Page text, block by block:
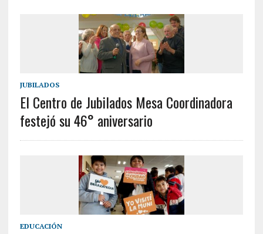
JUBILADOS
El Centro de Jubilados Mesa Coordinadora
festejó su 46° aniversario
EDUCACIÓN